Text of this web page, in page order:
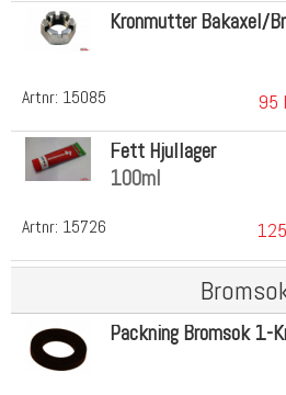
Artnr: 15085
Kronmutter Bakaxel/
95
Artnr: 15726
Fett Hjullager
100ml
Packning Bromsok 1-